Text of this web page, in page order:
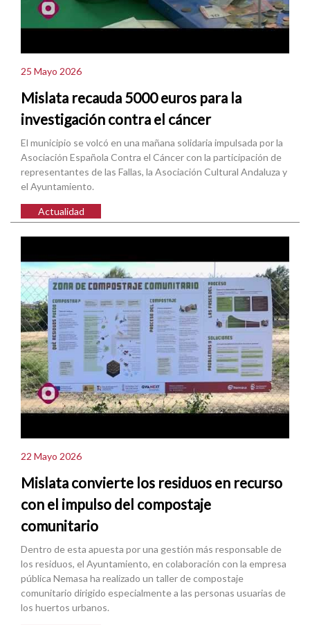
25 Mayo 2026
Mislata recauda 5000 euros para la
investigación contra el cáncer
El municipio se volcó en una mañana solidaria impulsada por la
Asociación Española Contra el Cáncer con la participación de
representantes de las Fallas, la Asociación Cultural Andaluza y
el Ayuntamiento.
Actualidad
22 Mayo 2026
Mislata convierte los residuos en recurso
con el impulso del compostaje
comunitario
Dentro de esta apuesta por una gestión más responsable de
los residuos, el Ayuntamiento, en colaboración con la empresa
pública Nemasa ha realizado un taller de compostaje
comunitario dirigido especialmente a las personas usuarias de
los huertos urbanos.